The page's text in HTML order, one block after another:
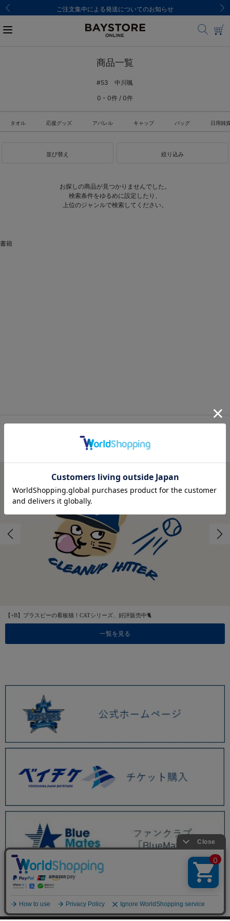
ご注文集中による発送についてのお知らせ
商品一覧
#53 中川颯
0 - 0件 / 0件
タオル 応援グッズ アパレル キャップ バッグ 日用雑
並び替え 絞り込み
お探しの商品が見つかりませんでした。
検索条件をゆるめに設定したり、
上位のジャンルで検索してください。
書籍
FEATURES
特集
【+B】プラスビーの看板猫！CATシリーズ、好評販売中🐈
一覧を見る
BAYSTORE ONLINE TOP 商品一覧